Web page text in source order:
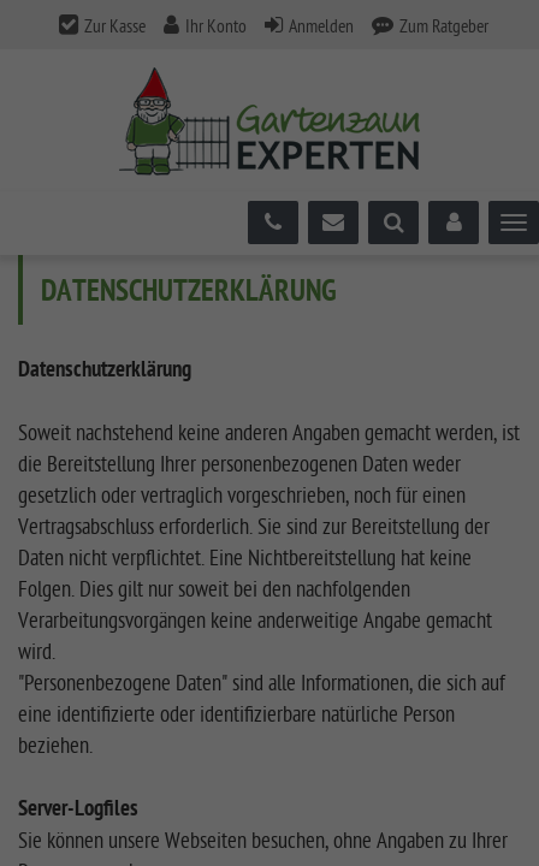
Zur Kasse Ihr Konto Anmelden Zum Ratgeber
DATENSCHUTZERKLÄRUNG
Datenschutzerklärung
Soweit nachstehend keine anderen Angaben gemacht werden, ist
die Bereitstellung Ihrer personenbezogenen Daten weder
gesetzlich oder vertraglich vorgeschrieben, noch für einen
Vertragsabschluss erforderlich. Sie sind zur Bereitstellung der
Daten nicht verpflichtet. Eine Nichtbereitstellung hat keine
Folgen. Dies gilt nur soweit bei den nachfolgenden
Verarbeitungsvorgängen keine anderweitige Angabe gemacht
wird.
"Personenbezogene Daten" sind alle Informationen, die sich auf
eine identifizierte oder identifizierbare natürliche Person
beziehen.
Server-Logfiles
Sie können unsere Webseiten besuchen, ohne Angaben zu Ihrer